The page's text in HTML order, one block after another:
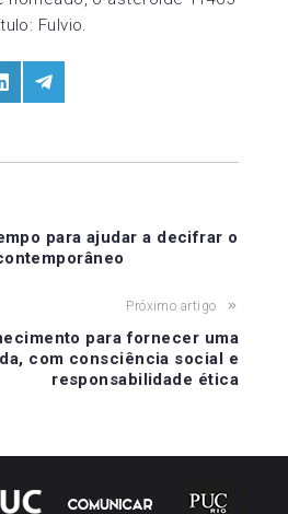
Fulvio.
Share
on
para ajudar a decifrar o
Próximo artigo
para fornecer uma
com consciência social e
responsabilidade ética